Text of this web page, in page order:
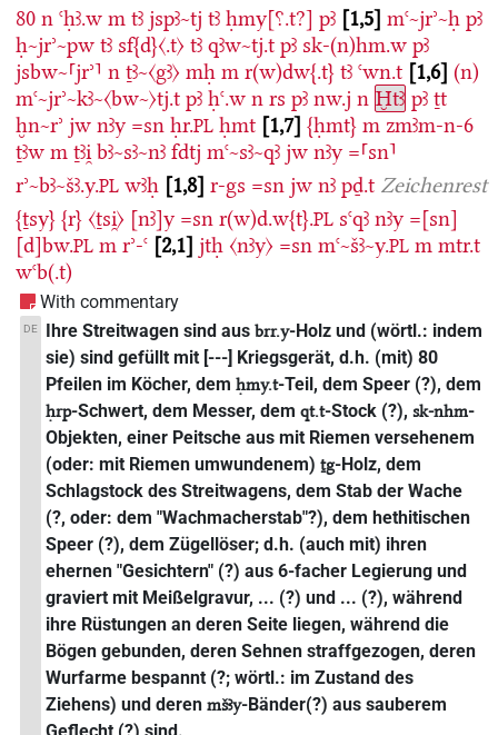
80 n ꜥḥꜣ.w m tꜣ jspꜣ~tj tꜣ ḥmy[⸮.t?] pꜣ 1,5 mꜥ~jrʾ~ḥ pꜣ
ḥ~jrʾ~pw tꜣ sf{d}〈.t〉 tꜣ qꜣw~tj.t pꜣ sk-(n)hm.w pꜣ
jsbw~⸢jrʾ⸣ n ṯꜣ~〈gꜣ〉 mḥ m r(w)dw{.t} tꜣ ꜥwn.t 1,6 (n)
mꜥ~jrʾ~kꜣ~〈bw~〉tj.t pꜣ ḥꜥ.w n rs pꜣ nw.j n Ḫtꜣ pꜣ ṯt
ḫn~rʾ jw nꜣy =sn ḥr.PL ḥmt 1,7 {ḥmt} m zmꜣm-n-6
ṯꜣw m ṯꜣi̯ bꜣ~sꜣ~nꜣ fdtj mꜥ~sꜣ~qꜣ jw nꜣy =⸢sn⸣
rʾ~bꜣ~šꜣ.y.PL wꜣḥ 1,8 r-gs =sn jw nꜣ pḏ.t Zeichenrest
{ṯsy} {r} 〈ṯsi̯〉 [nꜣ]y =sn r(w)d.w{t}.PL sꜥqꜣ nꜣy =[sn]
[d]bw.PL m rʾ-ꜥ 2,1 jtḥ 〈nꜣy〉 =sn mꜥ~šꜣ~y.PL m mtr.t
wꜥb(.t)
With commentary
DE Ihre Streitwagen sind ausbrr.y-Holz und (wörtl.: indem
sie) sind gefüllt mit [---] Kriegsgerät, d.h. (mit) 80
Pfeilen im Köcher, demḥmy.t-Teil, dem Speer (?), dem
ḥrp-Schwert, dem Messer, demqt.t-Stock (?),sk-nhm-
Objekten, einer Peitsche aus mit Riemen versehenem
(oder: mit Riemen umwundenem)ṯg-Holz, dem
Schlagstock des Streitwagens, dem Stab der Wache
(?, oder: dem "Wachmacherstab"?), dem hethitischen
Speer (?), dem Zügellöser; d.h. (auch mit) ihren
ehernen "Gesichtern" (?) aus 6-facher Legierung und
graviert mit Meißelgravur, ... (?) und ... (?), während
ihre Rüstungen an deren Seite liegen, während die
Bögen gebunden, deren Sehnen straffgezogen, deren
Wurfarme bespannt (?; wörtl.: im Zustand des
Ziehens) und derenmšꜣy-Bänder(?) aus sauberem